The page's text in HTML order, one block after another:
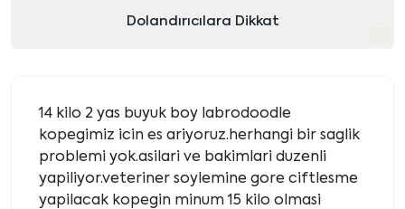
Dolandırıcılara Dikkat
14 kilo 2 yas buyuk boy labrodoodle
kopegimiz icin es ariyoruz.herhangi bir saglik
problemi yok.asilari ve bakimlari duzenli
yapiliyor.veteriner soylemine gore ciftlesme
yapilacak kopegin minum 15 kilo olmasi